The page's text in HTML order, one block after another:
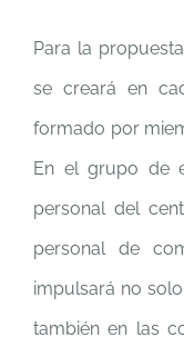
Para la
se creará en
formado por
En el grupo de
personal del
personal de
impulsará no
también en las